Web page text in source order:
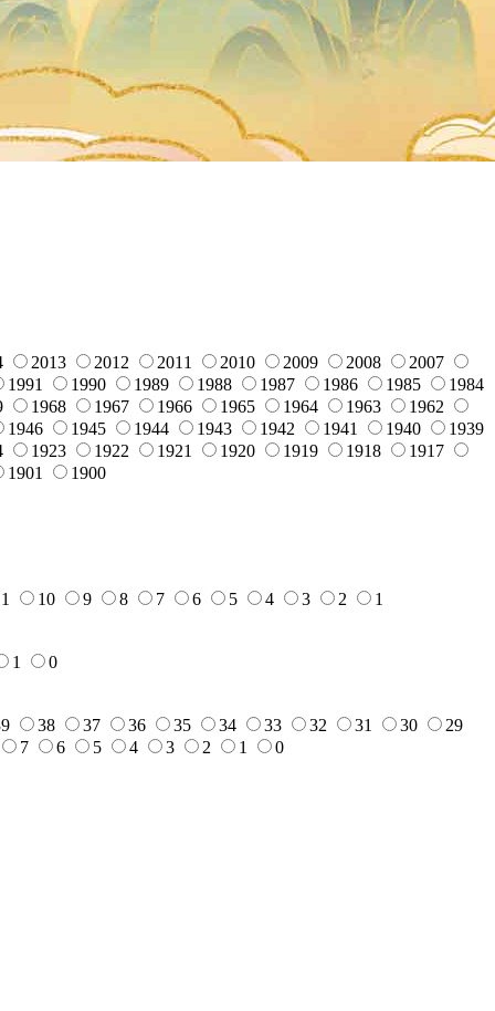
2013 2012 2011 2010 2009 2008
2007
1991
1990 1989 1988 1987 1986 1985
1984
1968 1967 1966 1965 1964 1963
1962
1946
1945 1944 1943 1942 1941 1940
1939
1923 1922 1921 1920 1919 1918
1917
1901
1900
10 9 8 7 6 5 4 3 2 1
1 0
38 37 36 35 34 33 32 31 30
29
7
6 5 4 3 2 1 0